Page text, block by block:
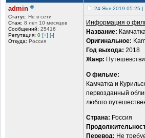
admin ®
Статус: Не в сети
Стаж: 8 лет 10 месяцев
Сообщений: 25416
Репутация: 0 [+] [-]
Откуда: Россия
24-Янв-2019 05:25 |
Информация о
Название:
Оригинальное:
Год выхода: 2018
Жанр:
О фильме:
Камчатка и
первозданный
любого
Страна: Россия
Перевод: Не